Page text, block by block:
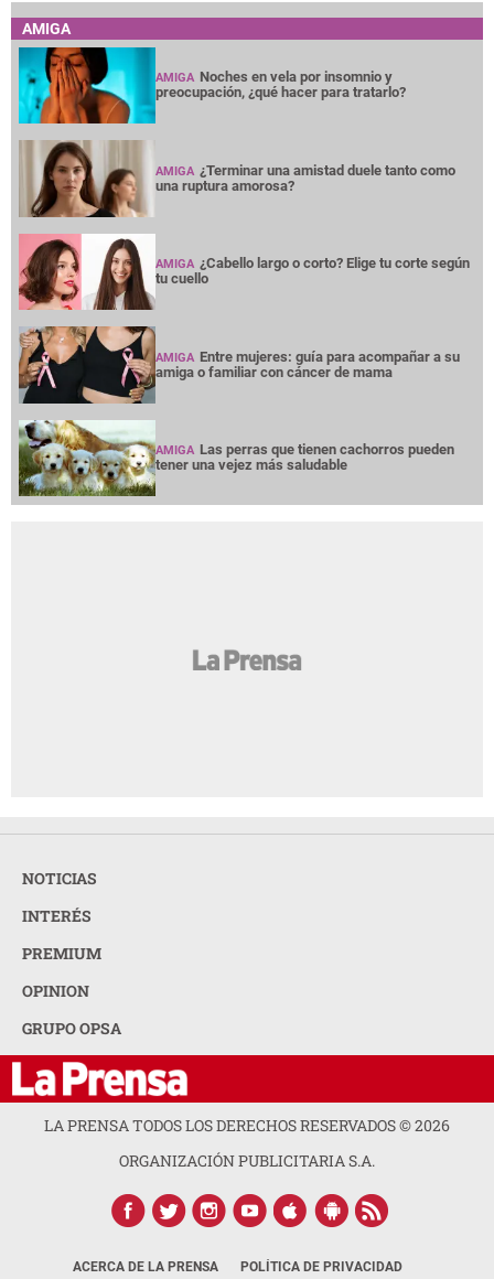
AMIGA
AMIGA Noches en vela por insomnio y
preocupación, ¿qué hacer para tratarlo?
AMIGA ¿Terminar una amistad duele tanto como
una ruptura amorosa?
AMIGA ¿Cabello largo o corto? Elige tu corte según
tu cuello
AMIGA Entre mujeres: guía para acompañar a su
amiga o familiar con cáncer de mama
AMIGA Las perras que tienen cachorros pueden
tener una vejez más saludable
NOTICIAS
INTERÉS
PREMIUM
OPINION
GRUPO OPSA
LA PRENSA TODOS LOS DERECHOS RESERVADOS ©2026
ORGANIZACIÓN PUBLICITARIA S.A.
ACERCA DE LA PRENSA POLÍTICA DE PRIVACIDAD